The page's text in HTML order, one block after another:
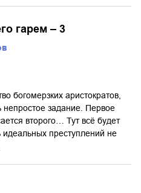
гарем – 3
богомерзких аристократов,
непростое задание. Первое
второго… Тут всё будет
идеальных преступлений не